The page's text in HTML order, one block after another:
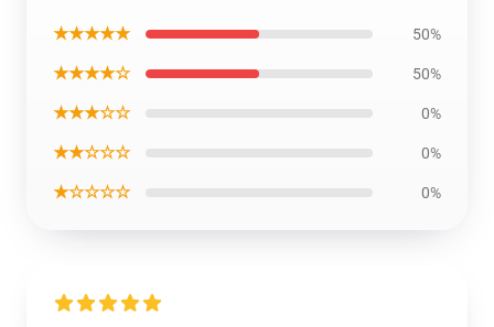
★★★★★ 50%
★★★★☆ 50%
★★★☆☆ 0%
★★☆☆☆ 0%
★☆☆☆☆ 0%